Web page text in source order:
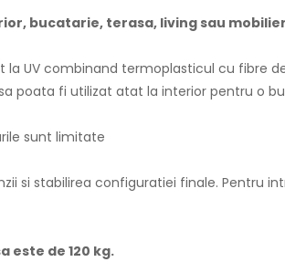
bucatarie, terasa, living sau mobilier
UV combinand termoplasticul cu fibre
fi utilizat atat la interior pentru o
sunt limitate
si stabilirea configuratiei finale. Pentru
este de 120 kg.